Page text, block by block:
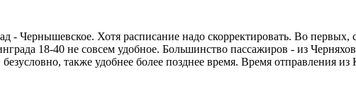
- Чернышевское. Хотя расписание надо скорректировать. Во
18-40 не совсем удобное. Большинство пассажиров - из
также удобнее более позднее время. Время отправления